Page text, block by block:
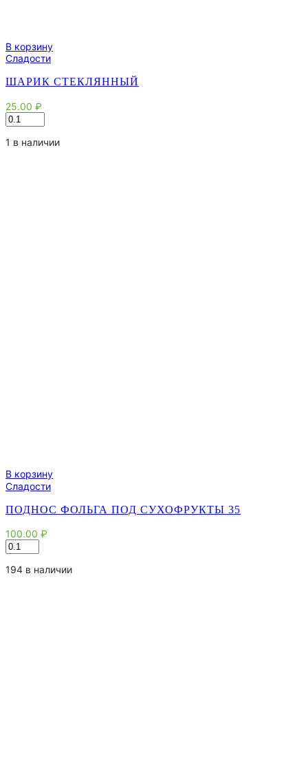
В корзину
Сладости
ШАРИК СТЕКЛЯННЫЙ
25.00 ₽
Количество
товара
Шарик
1 в наличии
В корзину
Сладости
ПОДНОС ФОЛЬГА ПОД СУХОФРУКТЫ 35
100.00 ₽
Количество
товара
Поднос
194 в наличии